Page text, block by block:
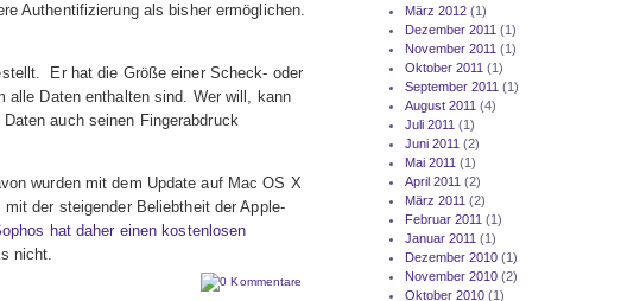
Authentifizierung als bisher ermöglichen.
Er hat die Größe einer Scheck- oder
alle Daten enthalten sind. Wer will, kann
auch seinen Fingerabdruck
wurden mit dem Update auf Mac OS X
mit der steigender Beliebtheit der Apple-
hat daher einen kostenlosen
nicht.
0 Kommentare
März 2012(1)
Dezember 2011 (1)
November 2011 (1)
Oktober 2011 (1)
September 2011 (1)
August 2011 (4)
Juli 2011 (1)
Juni 2011 (2)
Mai 2011 (1)
April 2011 (2)
März 2011 (2)
Februar 2011 (1)
Januar 2011 (1)
Dezember 2010(1)
November 2010(2)
Oktober 2010(1)